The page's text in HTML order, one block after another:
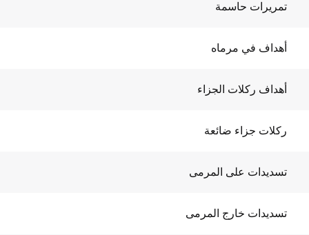
تمريرات حاسمة
أهداف في مرماه
أهداف ركلات الجزاء
ركلات جزاء ضائعة
تسديدات على المرمى
تسديدات خارج المرمى